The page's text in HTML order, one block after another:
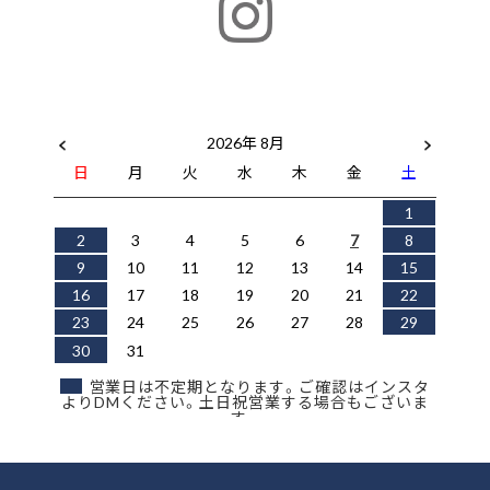
2026年 8月
日
月 火 水 木 金
土
1
2
3 4 5 6 7
8
9
10 11 12 13 14
15
16
17 18 19 20 21
22
23
24 25 26 27 28
29
30
31
営業日は不定期となります。ご確認はインスタ
よりDMください。土日祝営業する場合もございま
す。